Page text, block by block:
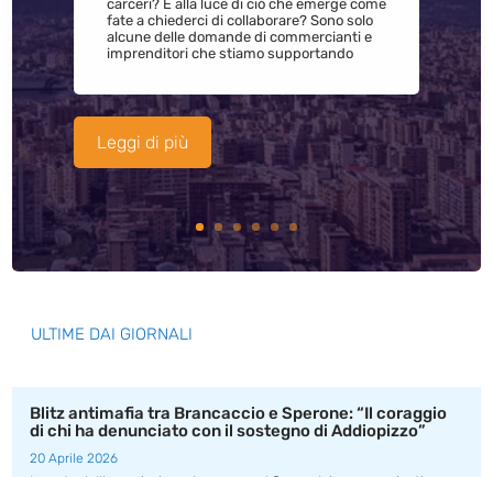
carceri? E alla luce di ciò che emerge come
fate a chiederci di collaborare? Sono solo
alcune delle domande di commercianti e
imprenditori che stiamo supportando
Leggi di più
ULTIME DAI GIORNALI
Blitz antimafia tra Brancaccio e Sperone: “Il coraggio
di chi ha denunciato con il sostegno di Addiopizzo”
20 Aprile 2026